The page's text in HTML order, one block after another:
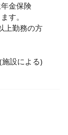
金保険
す。
上勤務の方
設による)